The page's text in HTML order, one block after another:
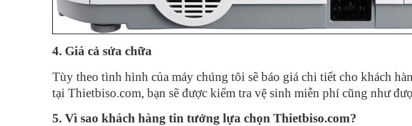
4. Giá cả sửa chữa
Tùy theo tình hình của máy chúng tôi sẽ báo giá chi tiết cho khách
tại Thietbiso.com, bạn sẽ được kiểm tra vệ sinh miễn phí cũng như
5. Vì sao khách hàng tin tưởng lựa chọn Thietbiso.com?